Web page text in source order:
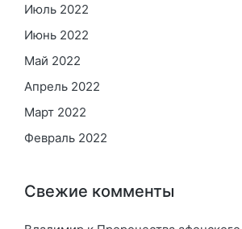
Июль 2022
Июнь 2022
Май 2022
Апрель 2022
Март 2022
Февраль 2022
Свежие комменты